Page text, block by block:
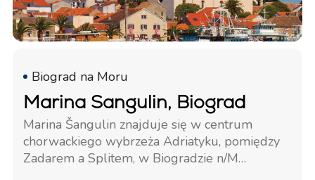
Biograd na Moru
Marina Sangulin, Biograd
Marina Šangulin znajduje się w centrum
chorwackiego wybrzeża Adriatyku, pomiędzy
Zadarem a Splitem, w Biogradzie n/M